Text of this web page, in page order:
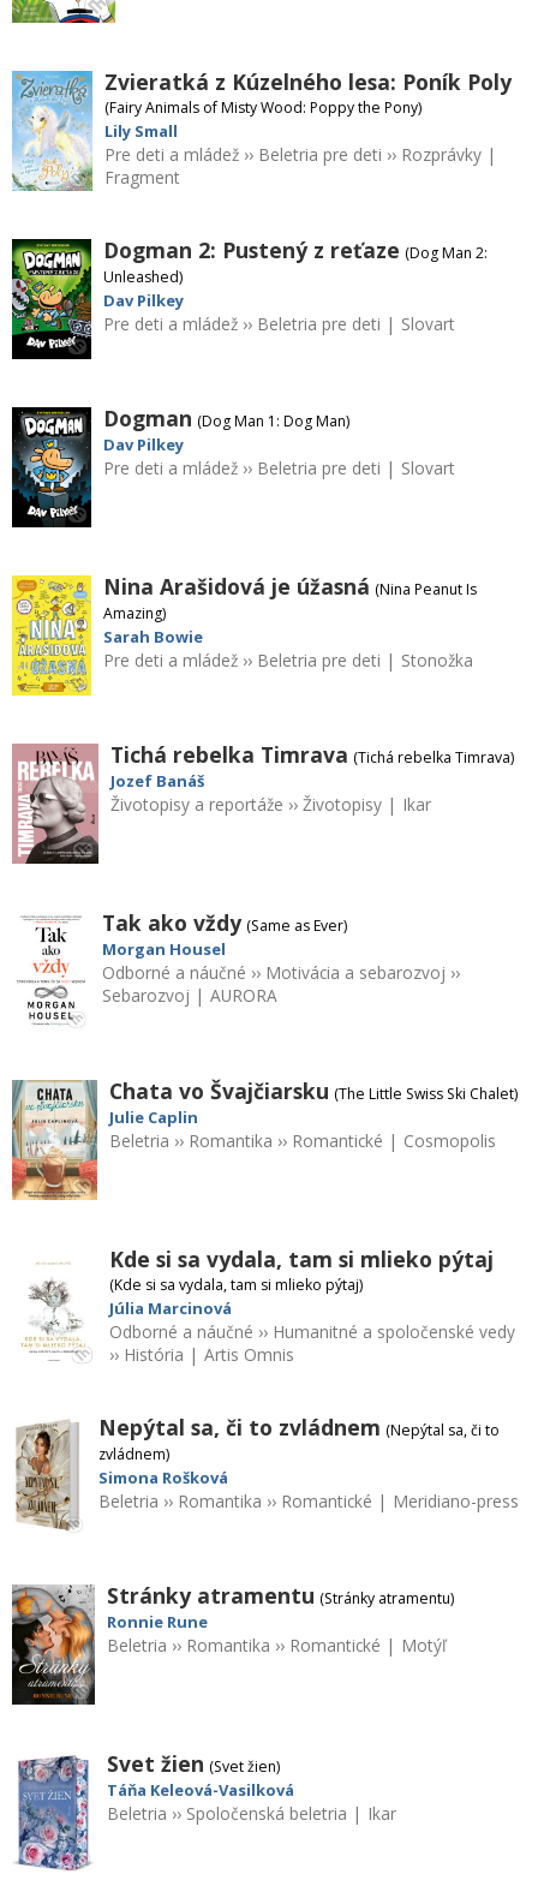
Zvieratká z Kúzelného lesa: Poník Poly
(Fairy Animals of Misty Wood: Poppy the Pony)
Lily Small
Pre deti a mládež ›› Beletria pre deti ›› Rozprávky |
Fragment
Dogman 2: Pustený z reťaze (Dog Man 2:
Unleashed)
Dav Pilkey
Pre deti a mládež ›› Beletria pre deti | Slovart
Dogman (Dog Man 1: Dog Man)
Dav Pilkey
Pre deti a mládež ›› Beletria pre deti | Slovart
Nina Arašidová je úžasná (Nina Peanut Is
Amazing)
Sarah Bowie
Pre deti a mládež ›› Beletria pre deti | Stonožka
Tichá rebelka Timrava (Tichá rebelka Timrava)
Jozef Banáš
Životopisy a reportáže ›› Životopisy| Ikar
Tak ako vždy (Same as Ever)
Morgan Housel
Odborné a náučné ›› Motivácia a sebarozvoj ››
Sebarozvoj | AURORA
Chata vo Švajčiarsku (The Little Swiss Ski Chalet)
Julie Caplin
Beletria ›› Romantika ›› Romantické | Cosmopolis
Kde si sa vydala, tam si mlieko pýtaj
(Kde si sa vydala, tam si mlieko pýtaj)
Júlia Marcinová
Odborné a náučné ›› Humanitné a spoločenské vedy
›› História | Artis Omnis
Nepýtal sa, či to zvládnem (Nepýtal sa, či to
zvládnem)
Simona Rošková
Beletria ›› Romantika ›› Romantické | Meridiano-press
Stránky atramentu (Stránky atramentu)
Ronnie Rune
Beletria ›› Romantika ›› Romantické | Motýľ
Svet žien (Svet žien)
Táňa Keleová-Vasilková
Beletria ›› Spoločenská beletria | Ikar